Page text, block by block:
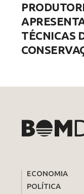
TÉCNICAS
ECONOMIA
POLÍTICA